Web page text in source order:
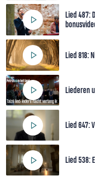
Lied 487:
Lied 818:
Liederen
Lied 647:
Lied 538: